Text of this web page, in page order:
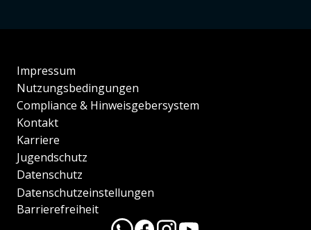
Impressum
Nutzungsbedingungen
Compliance & Hinweisgebersystem
Kontakt
Karriere
Jugendschutz
Datenschutz
Datenschutzeinstellungen
Barrierefreiheit